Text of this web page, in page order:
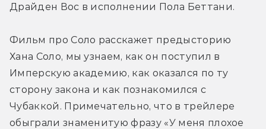
Драйден Вос в исполнении Пола Беттани.
Фильм про Соло расскажет предысторию
Хана Соло, мы узнаем, как он поступил в
Имперскую академию, как оказался по ту
сторону закона и как познакомился с
Чубаккой. Примечательно, что в трейлере
обыграли знаменитую фразу «У меня плохое